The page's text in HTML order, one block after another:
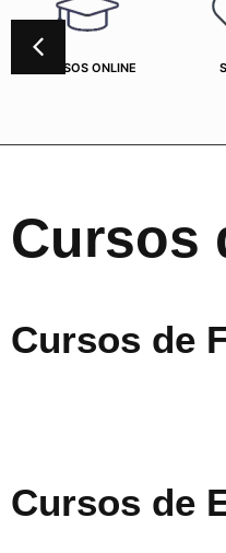
CURSOS ONLINE
Cursos
Cursos de
Cursos de